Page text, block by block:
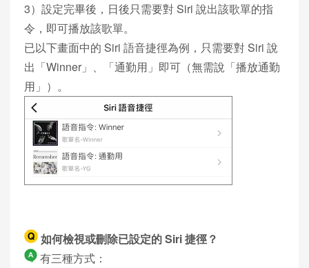
3）設定完畢後，日後只需要對 Siri 說出該歌單的指
令，即可播放該歌單。
已以下畫面中的 Siri 語音捷徑為例，只需要對 Siri 說
出「Winner」、「通勤用」即可（無需說「播放通勤
用」）。
如何檢視或刪除已設定的 Siri 捷徑？
有三種方式：